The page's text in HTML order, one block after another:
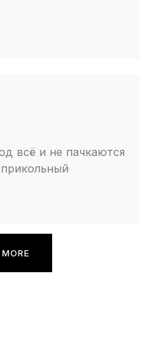
всё и не пачкаются